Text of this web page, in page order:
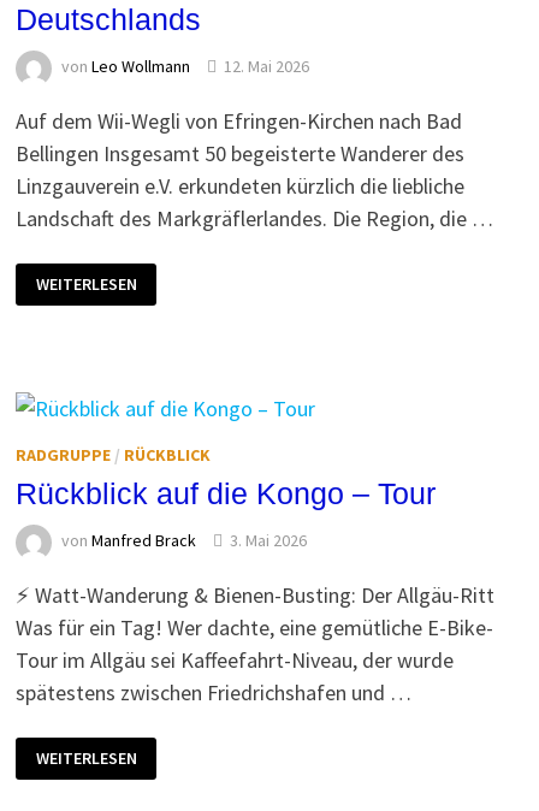
Deutschlands
von Leo Wollmann 12. Mai 2026
Auf dem Wii-Wegli von Efringen-Kirchen nach Bad
Bellingen Insgesamt 50 begeisterte Wanderer des
Linzgauverein e.V. erkundeten kürzlich die liebliche
Landschaft des Markgräflerlandes. Die Region, die …
IN
DER
WEITERLESEN
RADGRUPPE/ RÜCKBLICK
Rückblick auf die Kongo – Tour
von Manfred Brack 3. Mai 2026
⚡️ Watt-Wanderung & Bienen-Busting: Der Allgäu-Ritt
Was für ein Tag! Wer dachte, eine gemütliche E-Bike-
Tour im Allgäu sei Kaffeefahrt-Niveau, der wurde
spätestens zwischen Friedrichshafen und …
RÜCKBLICK
AUF
DIE
WEITERLESEN